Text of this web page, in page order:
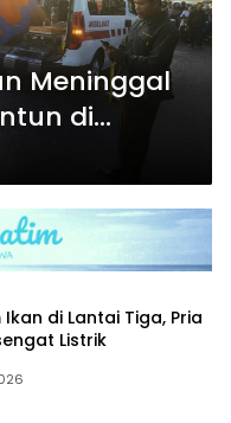
Meninggal
di
di Lantai Tiga, Pria
Listrik